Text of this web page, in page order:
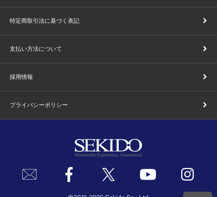
特定商取引法に基づく表記
支払い方法について
採用情報
プライバシーポリシー